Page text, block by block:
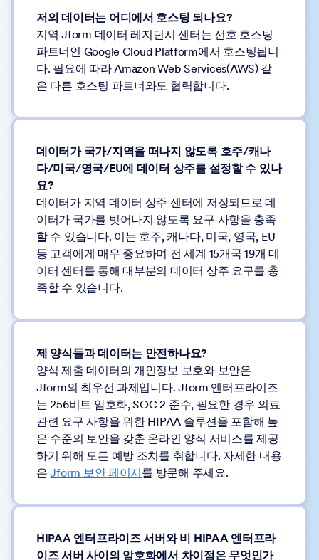
저의 데이터는 어디에서 호스팅 되나요?
지역 Jform 데이터 레지던시 센터는 선호 호스팅
파트너인 Google Cloud Platform에서 호스팅됩니
다. 필요에 따라 Amazon Web Services(AWS) 같
은 다른 호스팅 파트너와도 협력합니다.
데이터가 국가/지역을 떠나지 않도록 호주/캐나
다/미국/영국/EU에 데이터 상주를 설정할 수 있나
요?
데이터가 지역 데이터 상주 센터에 저장되므로 데
이터가 국가를 벗어나지 않도록 요구 사항을 충족
할 수 있습니다. 이는 호주, 캐나다, 미국, 영국, EU
등 고객에게 매우 중요하며 전 세계 15개국 19개 데
이터 센터를 통해 대부분의 데이터 상주 요구를 충
족할 수 있습니다.
제 양식들과 데이터는 안전하나요?
양식 제출 데이터의 개인정보 보호와 보안은
Jform의 최우선 과제입니다. Jform 엔터프라이즈
는 256비트 암호화, SOC 2 준수, 필요한 경우 의료
관련 요구 사항을 위한 HIPAA 솔루션을 포함해 높
은 수준의 보안을 갖춘 온라인 양식 서비스를 제공
하기 위해 모든 예방 조치를 취합니다. 자세한 내용
은Jform 보안 페이지를 방문해 주세요.
HIPAA 엔터프라이즈 서버와 비 HIPAA 엔터프라
이즈 서버 사이의 암호화에서 차이점은 무엇인가